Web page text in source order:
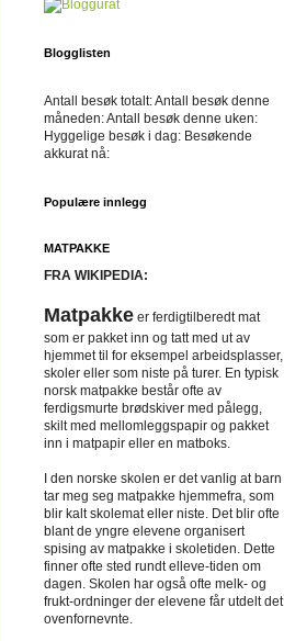
Blogglisten
Antall besøk totalt:Antall besøk denne
måneden:Antall besøk denne uken:
Hyggelige besøk i dag: Besøkende
akkurat nå:
Populære innlegg
MATPAKKE
FRA WIKIPEDIA:
Matpakke er ferdigtilberedt mat
som er pakket inn og tatt med ut av
hjemmet til for eksempel arbeidsplasser,
skoler eller som niste på turer. En typisk
norsk matpakke består ofte av
ferdigsmurte brødskiver med pålegg,
skilt med mellomleggspapir og pakket
inn i matpapir eller en matboks.
I den norske skolen er det vanlig at barn
tar meg seg matpakke hjemmefra, som
blir kalt skolemat eller niste. Det blir ofte
blant de yngre elevene organisert
spising av matpakke i skoletiden. Dette
finner ofte sted rundt elleve-tiden om
dagen. Skolen har også ofte melk- og
frukt-ordninger der elevene får utdelt det
ovenfornevnte.